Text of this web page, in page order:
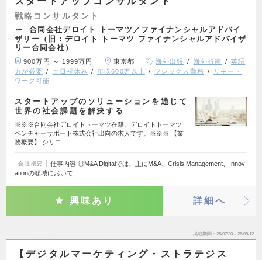
戦略コンサルタント
合同会社デロイト トーマツ／ファイナンシャルアドバイ
ザリー（旧：デロイト トーマツ ファイナンシャルアドバイザ
リー合同会社）
900万円 ～ 1999万円 東京都 海外出張 海外折衝
英語
力が必要
土日祝休み 年収600万以上 フレックス勤務
リモート
ワーク可能
スタートアップのソリューションを通じて
世界の社会課題を解決する
※※※合同会社デロイトトーマツ在籍、デロイトトーマツ
ベンチャーサポート株式会社出向の求人です。※※※ 【業
務概要】 シリコ…
会社概要
仕事内容 ◎M&A Digitalでは、主にM&A、Crisis Management、Innov
ationの領域において…
興味あり 詳細へ
掲載期間 26/07/30～26/08/12
【デジタルマーケティング・ストラテジス